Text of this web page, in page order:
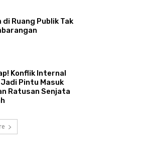
di Ruang Publik Tak
Konflik Internal
Pintu Masuk
Ratusan Senjata